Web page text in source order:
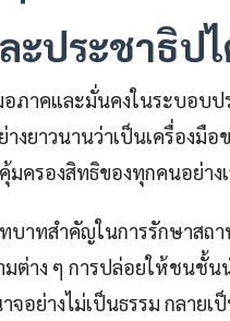
ะประชาธิป
ภาคและมั่นคงในระบอบ
ยาวนานว่าเป็นเครื่องมือ
มครองสิทธิของทุกคนอย่าง
บาทสำคัญในการรักษาสถ
ต่าง ๆ การปล่อยให้ชนชั้น
อย่างไม่เป็นธรรม กลาย